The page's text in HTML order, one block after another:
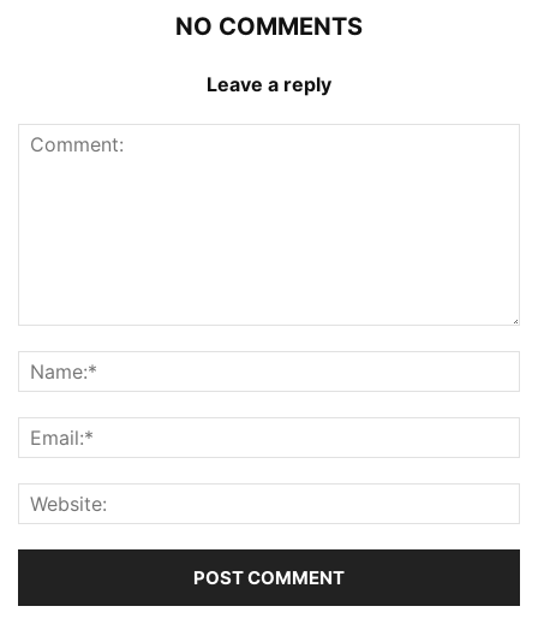
NO COMMENTS
Leave a reply